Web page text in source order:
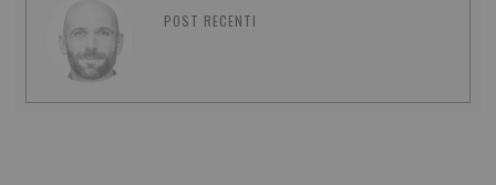
POST RECENTI